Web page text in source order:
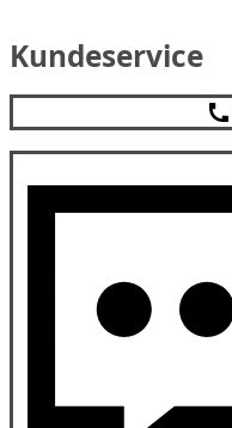
Kundeservice